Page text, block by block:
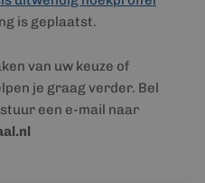
is geplaatst.
van uw keuze of
je graag verder. Bel
een e-mail naar